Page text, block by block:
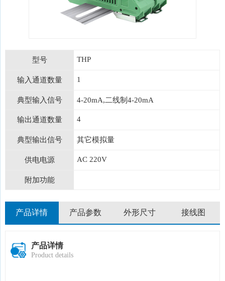
型号 THP
输入通道数量 1
典型输入信号 4-20mA,二线制4-20mA
输出通道数量 4
典型输出信号 其它模拟量
供电电源 AC 220V
附加功能
产品详情 产品参数 外形尺寸 接线图
产品详情
Product details